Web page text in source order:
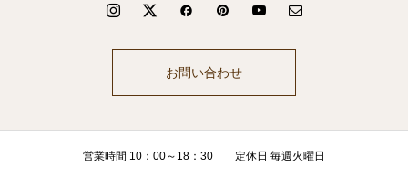
お問い合わせ
営業時間 10：00～18：30 定休日 毎週火曜日